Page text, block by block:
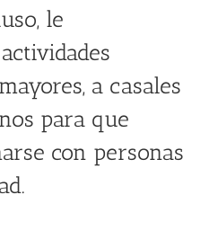
le
a casales
para que
con personas